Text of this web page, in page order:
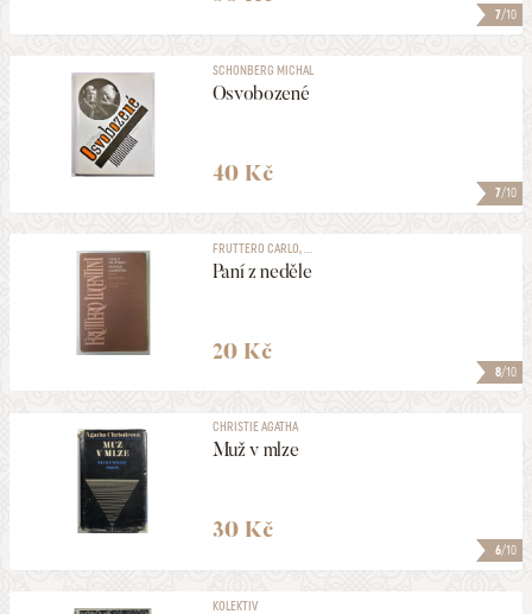
7/10
7/10
SCHONBERG MICHAL
Osvobozené
40 Kč
8/10
FRUTTERO CARLO, ...
Paní z neděle
20 Kč
6/10
CHRISTIE AGATHA
Muž v mlze
30 Kč
KOLEKTIV